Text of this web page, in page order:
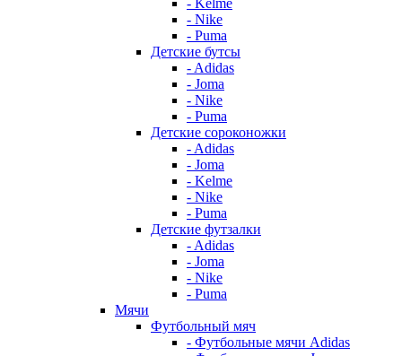
- Nike
- Puma
Детские бутсы
- Adidas
- Joma
- Nike
- Puma
Детские сороконожки
- Adidas
- Joma
- Kelme
- Nike
- Puma
Детские футзалки
- Adidas
- Joma
- Nike
- Puma
Мячи
Футбольный мяч
- Футбольные мячи Adidas